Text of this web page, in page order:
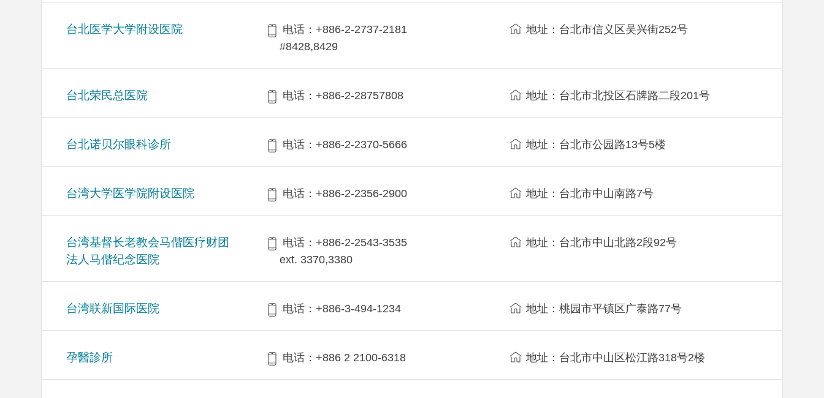
台北医学大学附设医院
电话：+886-2-2737-2181
#8428,8429
地址：台北市信义区吴兴街252号
台北荣民总医院 电话：+886-2-28757808 地址：台北市北投区石牌路二段201号
台北诺贝尔眼科诊所 电话：+886-2-2370-5666 地址：台北市公园路13号5楼
台湾大学医学院附设医院 电话：+886-2-2356-2900 地址：台北市中山南路7号
台湾基督长老教会马偕医疗财团
法人马偕纪念医院
电话：+886-2-2543-3535
ext. 3370,3380
地址：台北市中山北路2段92号
台湾联新国际医院 电话：+886-3-494-1234 地址：桃园市平镇区广泰路77号
孕醫診所 电话：+886 2 2100-6318 地址：台北市中山区松江路318号2楼